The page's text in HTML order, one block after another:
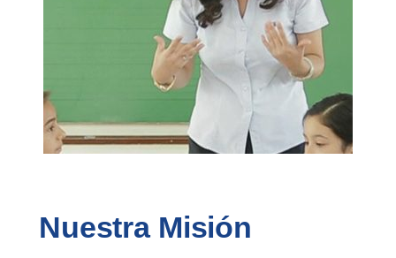
Nuestra Misión